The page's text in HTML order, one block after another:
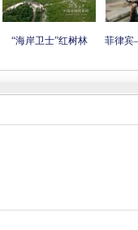
“海岸卫士”红树林
菲律宾